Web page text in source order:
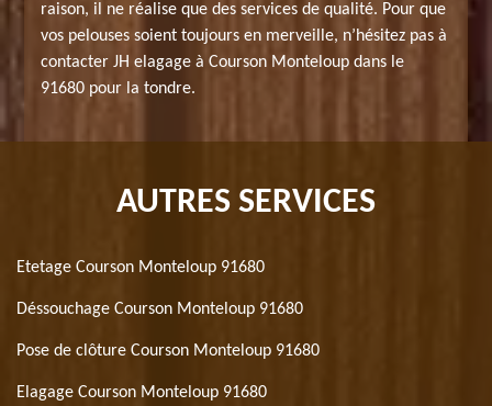
raison, il ne réalise que des services de qualité. Pour que
vos pelouses soient toujours en merveille, n’hésitez pas à
contacter JH elagage à Courson Monteloup dans le
91680 pour la tondre.
AUTRES SERVICES
Etetage Courson Monteloup 91680
Déssouchage Courson Monteloup 91680
Pose de clôture Courson Monteloup 91680
Elagage Courson Monteloup 91680